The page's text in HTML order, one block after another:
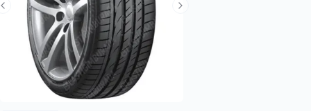
Next Slide
Previous Slide